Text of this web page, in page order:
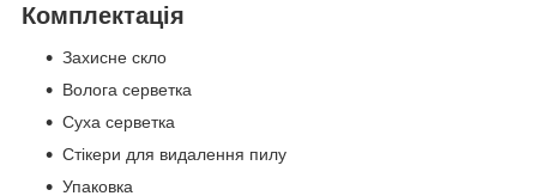
Комплектація
Захисне скло
Волога серветка
Суха серветка
Стікери для видалення пилу
Упаковка